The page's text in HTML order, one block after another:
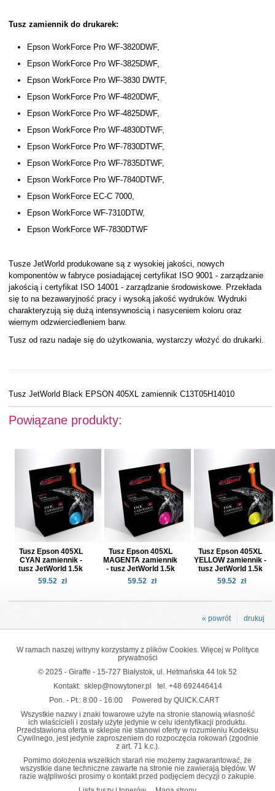
Tusz zamiennik do drukarek:
Epson WorkForce Pro WF-3820DWF,
Epson WorkForce Pro WF-3825DWF,
Epson WorkForce Pro WF-3830 DWTF,
Epson WorkForce Pro WF-4820DWF,
Epson WorkForce Pro WF-4825DWF,
Epson WorkForce Pro WF-4830DTWF,
Epson WorkForce Pro WF-7830DTWF,
Epson WorkForce Pro WF-7835DTWF,
Epson WorkForce Pro WF-7840DTWF,
Epson WorkForce EC-C 7000,
Epson WorkForce WF-7310DTW,
Epson WorkForce WF-7830DTWF
Tusze JetWorld produkowane są z wysokiej jakości, nowych
komponentów w fabryce posiadającej certyfikat ISO 9001 - zarządzanie
jakością i certyfikat ISO 14001 - zarządzanie środowiskowe. Przekłada
się to na bezawaryjność pracy i wysoką jakość wydruków. Wydruki
charakteryzują się dużą intensywnością i nasyceniem koloru oraz
wiernym odzwierciedleniem barw.
Tusz od razu nadaje się do użytkowania, wystarczy włożyć do drukarki.
Tusz JetWorld Black EPSON 405XL zamiennik C13T05H14010
Powiązane produkty:
Tusz Epson 405XL
CYAN zamiennik -
tusz JetWorld 1.5k
59.52 zł
Tusz Epson 405XL
MAGENTA zamiennik
- tusz JetWorld 1.5k
59.52 zł
Tusz Epson 405XL
YELLOW zamiennik -
tusz JetWorld 1.5k
59.52 zł
drukuj
« powrót
W ramach naszej witryny korzystamy z plików Cookies. Więcej w Polityce
prywatności
© 2025 - Giraffe - 15-727 Białystok, ul. Hetmańska 44 lok 52
Kontakt: sklep@nowytoner.pl tel. +48 692446414
Pon. - Pt.: 8:00 - 16:00
Powered by QUICK.CART
Wszystkie nazwy i znaki towarowe użyte na stronie stanowią własność
ich właścicieli i zostały użyte jedynie w celu identyfikacji produktu.
Przedstawiona oferta w sklepie nie stanowi oferty w rozumieniu Kodeksu
Cywilnego, jest jedynie zaproszeniem do rozpoczęcia rokowań (zgodnie
z art. 71 k.c.).
Pomimo dołożenia wszelkich starań nie możemy zagwarantować, że
wszystkie dane techniczne zawarte na stronie nie zawierają błędów. W
razie wątpliwości prosimy o kontakt przed podjęciem decyzji o zakupie.